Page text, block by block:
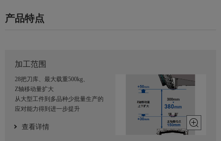
产品特点
加工范围
28把刀库、最大载重500kg、
Z轴移动量扩大
从大型工件到多品种少批量生产的
应对能力得到进一步提升
查看详情